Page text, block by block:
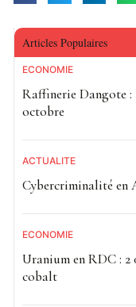
Articles Populaires
ECONOMIE
Raffinerie Dangote :
octobre
ACTUALITE
Cybercriminalité en
ECONOMIE
Uranium en RDC : 2
cobalt